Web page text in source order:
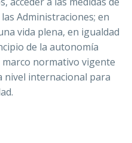
Administraciones; en
vida plena, en igualdad
de la autonomía
normativo vigente
nivel internacional para